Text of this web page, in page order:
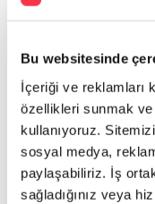
Bu websitesinde
İçeriği ve reklamları
özellikleri sunmak
kullanıyoruz.
sosyal medya,
paylaşabiliriz. İş
sağladığınız veya
PLUS AT
2.850.000TL
47.948KM